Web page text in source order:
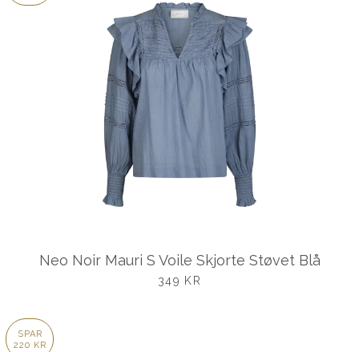
Neo Noir Mauri S Voile Skjorte Støvet Blå
UDSALGSPRIS
349 KR
SPAR
220 KR